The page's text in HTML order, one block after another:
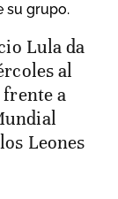
su grupo.
al
frente a
Leones